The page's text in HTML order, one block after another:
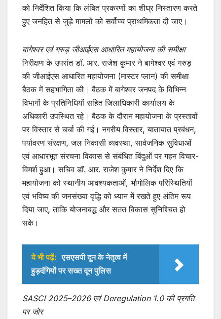
को निर्देशित किया कि लंबित प्रकरणों का शीघ्र निस्तारण करते
हुए जनहित से जुड़े मामलों को सर्वोच्च प्राथमिकता दी जाए।
बागेश्वर एवं गरुड़ जीआईएस आधारित महायोजना की समीक्षा
निरीक्षण के उपरांत डॉ. आर. राजेश कुमार ने बागेश्वर एवं गरुड़
की जीआईएस आधारित महायोजना (मास्टर प्लान) की समीक्षा
बैठक में सहभागिता की। बैठक में बागेश्वर जनपद के विभिन्न
विभागों के प्रतिनिधियों सहित जिलाधिकारी कार्यालय के
अधिकारी उपस्थित रहे। बैठक के दौरान महायोजना के प्रस्तावों
पर विस्तार से चर्चा की गई। नगरीय विस्तार, यातायात प्रबंधन,
पर्यावरण संरक्षण, जल निकासी व्यवस्था, सार्वजनिक सुविधाओं
एवं आधारभूत संरचना विकास से संबंधित बिंदुओं पर गहन विचार-
विमर्श हुआ। सचिव डॉ. आर. राजेश कुमार ने निर्देश दिए कि
महायोजना को स्थानीय आवश्यकताओं, भौगोलिक परिस्थितियों
एवं भविष्य की जनसंख्या वृद्धि को ध्यान में रखते हुए अंतिम रूप
दिया जाए, ताकि योजनाबद्ध और सतत विकास सुनिश्चित हो
सके।
ये भी पढ़ें: एसएसपी दून के नेतृत्व में
हुड़दंगियों पर सख्त दून पुलिस
SASCI 2025–2026 एवं Deregulation 1.0 की प्रगति
पर जोर